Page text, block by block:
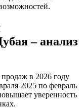
– анализ
в 2026 году
2025 по февраль
уверенность